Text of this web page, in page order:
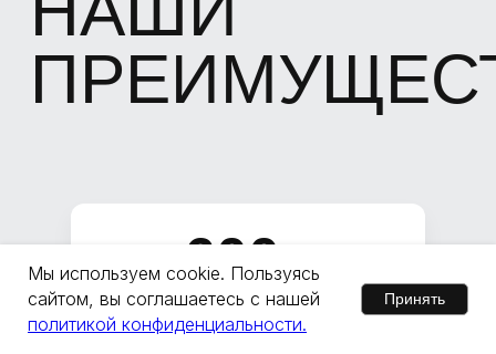
Мы используем cookie. Пользуясь
сайтом, вы соглашаетесь с нашей
политикой конфиденциальности.
Принять
600+
объектов обследуем ежемесячно